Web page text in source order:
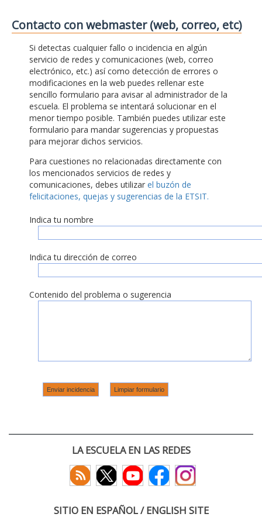
Contacto con webmaster (web, correo, etc)
Si detectas cualquier fallo o incidencia en algún
servicio de redes y comunicaciones (web, correo
electrónico, etc.) así como detección de errores o
modificaciones en la web puedes rellenar este
sencillo formulario para avisar al administrador de la
escuela. El problema se intentará solucionar en el
menor tiempo posible. También puedes utilizar este
formulario para mandar sugerencias y propuestas
para mejorar dichos servicios.
Para cuestiones no relacionadas directamente con
los mencionados servicios de redes y
comunicaciones, debes utilizar el buzón de
felicitaciones, quejas y sugerencias de la ETSIT.
Indica tu nombre
Indica tu dirección de correo
Contenido del problema o sugerencia
LA ESCUELA EN LAS REDES
SITIO EN ESPAÑOL / ENGLISH SITE